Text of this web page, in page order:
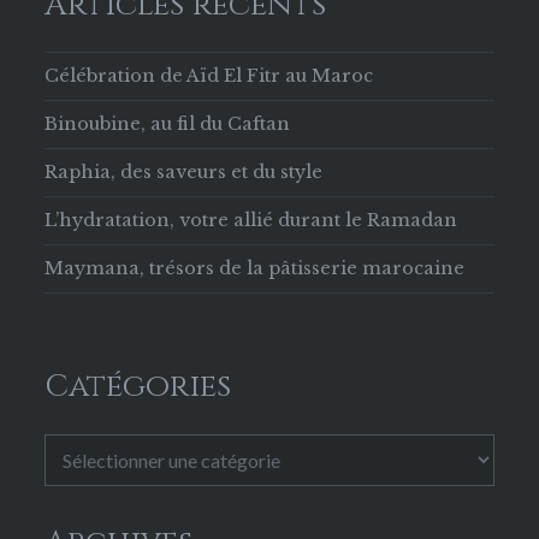
Célébration de Aïd El Fitr au Maroc
Binoubine, au fil du Caftan
Raphia, des saveurs et du style
L’hydratation, votre allié durant le Ramadan
Maymana, trésors de la pâtisserie marocaine
Catégories